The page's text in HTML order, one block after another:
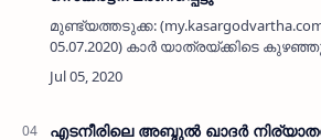
മുണ്ട്യത്തടുക്ക:
05.07.2020) കാർ യാത്രയ്ക്കിടെ
ചികിത്സയിലായിരുന്ന പള്ളി സെക്രട്ടറി
മരണപ്പെട്ടു. മുണ്ട്യത്തടുക്ക പള്ളം ബദർ
എടനീരിലെ അബ്ദുല്‍ ഖാദര്‍